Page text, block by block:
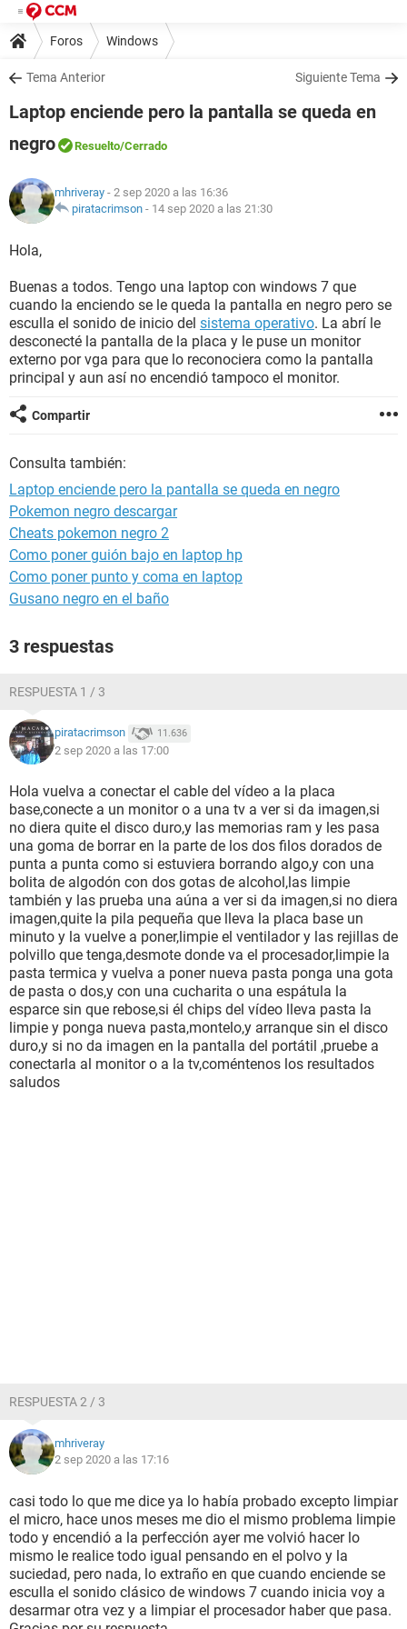
Foros Windows
Tema Anterior Siguiente Tema
Laptop enciende pero la pantalla se queda en
negro
Resuelto/Cerrado
mhriveray - 2 sep 2020 a las 16:36
piratacrimson - 14 sep 2020 a las 21:30
Hola,
Buenas a todos. Tengo una laptop con windows 7 que
cuando la enciendo se le queda la pantalla en negro pero se
esculla el sonido de inicio del sistema operativo. La abrí le
desconecté la pantalla de la placa y le puse un monitor
externo por vga para que lo reconociera como la pantalla
principal y aun así no encendió tampoco el monitor.
Compartir
Consulta también:
Laptop enciende pero la pantalla se queda en negro
Pokemon negro descargar
Cheats pokemon negro 2
Como poner guión bajo en laptop hp
Como poner punto y coma en laptop
Gusano negro en el baño
3 respuestas
RESPUESTA 1 / 3
piratacrimson 11.636
2 sep 2020 a las 17:00
Hola vuelva a conectar el cable del vídeo a la placa
base,conecte a un monitor o a una tv a ver si da imagen,si
no diera quite el disco duro,y las memorias ram y les pasa
una goma de borrar en la parte de los dos filos dorados de
punta a punta como si estuviera borrando algo,y con una
bolita de algodón con dos gotas de alcohol,las limpie
también y las prueba una aúna a ver si da imagen,si no diera
imagen,quite la pila pequeña que lleva la placa base un
minuto y la vuelve a poner,limpie el ventilador y las rejillas de
polvillo que tenga,desmote donde va el procesador,limpie la
pasta termica y vuelva a poner nueva pasta ponga una gota
de pasta o dos,y con una cucharita o una espátula la
esparce sin que rebose,si él chips del vídeo lleva pasta la
limpie y ponga nueva pasta,montelo,y arranque sin el disco
duro,y si no da imagen en la pantalla del portátil ,pruebe a
conectarla al monitor o a la tv,coméntenos los resultados
saludos
RESPUESTA 2 / 3
mhriveray
2 sep 2020 a las 17:16
casi todo lo que me dice ya lo había probado excepto limpiar
el micro, hace unos meses me dio el mismo problema limpie
todo y encendió a la perfección ayer me volvió hacer lo
mismo le realice todo igual pensando en el polvo y la
suciedad, pero nada, lo extraño en que cuando enciende se
esculla el sonido clásico de windows 7 cuando inicia voy a
desarmar otra vez y a limpiar el procesador haber que pasa.